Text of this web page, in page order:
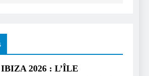
IBIZA 2026 : L’ÎLE